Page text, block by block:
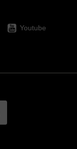
Youtube